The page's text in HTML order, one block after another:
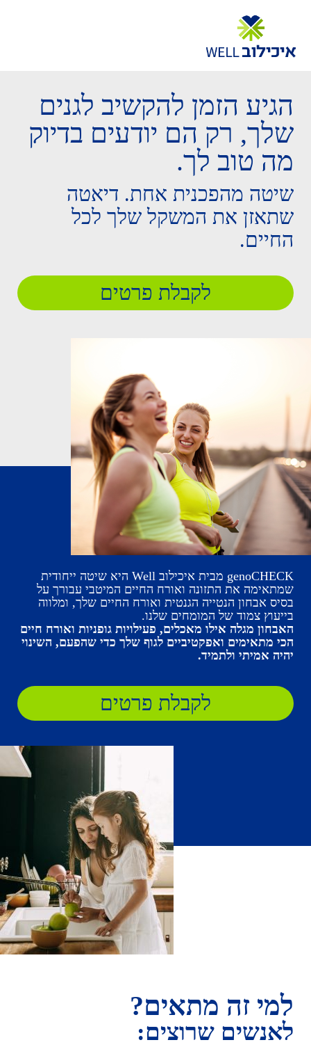
הגיע הזמן להקשיב לגנים
שלך, רק הם יודעים בדיוק
מה טוב לך.
שיטה מהפכנית אחת. דיאטה
שתאזן את המשקל שלך לכל
החיים.
לקבלת פרטים
genoCHECK מבית איכילוב Well
היא שיטה ייחודית
שמתאימה את התזונה ואורח החיים המיטבי עבורך על
בסיס אבחון הנטייה הגנטית ואורח החיים שלך, ומלווה
בייעוץ צמוד של המומחים שלנו.
האבחון מגלה אילו מאכלים, פעילויות גופניות ואורח חיים
הכי מתאימים ואפקטיביים לגוף שלך כדי שהפעם, השינוי
יהיה אמיתי ולתמיד.
לקבלת פרטים
למי זה מתאים?
לאנשים שרוצים: